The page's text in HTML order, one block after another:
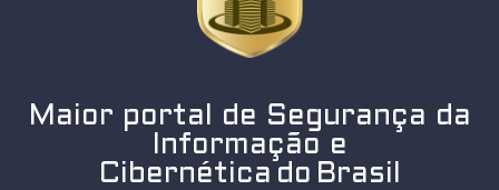
Maior portal de Segurança da
Informação e
Cibernética do Brasil